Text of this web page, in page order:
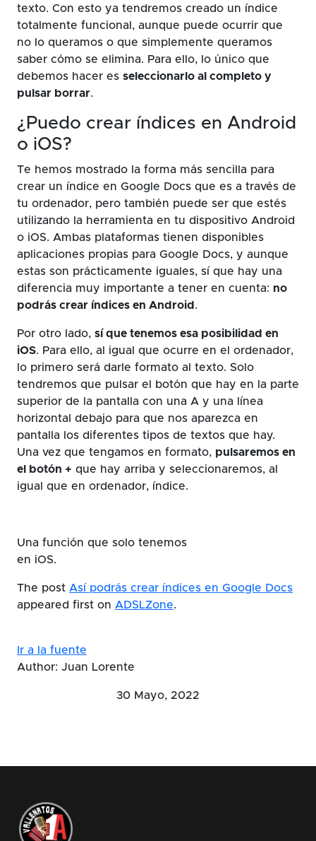
texto. Con esto ya tendremos creado un índice
totalmente funcional, aunque puede ocurrir que
no lo queramos o que simplemente queramos
saber cómo se elimina. Para ello, lo único que
debemos hacer es seleccionarlo al completo y
pulsar borrar.
¿Puedo crear índices en Android
o iOS?
Te hemos mostrado la forma más sencilla para
crear un índice en Google Docs que es a través de
tu ordenador, pero también puede ser que estés
utilizando la herramienta en tu dispositivo Android
o iOS. Ambas plataformas tienen disponibles
aplicaciones propias para Google Docs, y aunque
estas son prácticamente iguales, sí que hay una
diferencia muy importante a tener en cuenta: no
podrás crear índices en Android .
Por otro lado, sí que tenemos esa posibilidad en
iOS. Para ello, al igual que ocurre en el ordenador,
lo primero será darle formato al texto. Solo
tendremos que pulsar el botón que hay en la parte
superior de la pantalla con una A y una línea
horizontal debajo para que nos aparezca en
pantalla los diferentes tipos de textos que hay.
Una vez que tengamos en formato, pulsaremos en
el botón + que hay arriba y seleccionaremos, al
igual que en ordenador, índice.
Una función que solo tenemos
en iOS.
The post Así podrás crear índices en Google Docs
appeared first on ADSLZone.
Ir a la fuente
Author: Juan Lorente
30 Mayo, 2022